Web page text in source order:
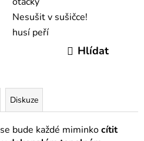
Nesušit v sušičce!
husí peří
Hlídat
Diskuze
se bude každé miminkocítit